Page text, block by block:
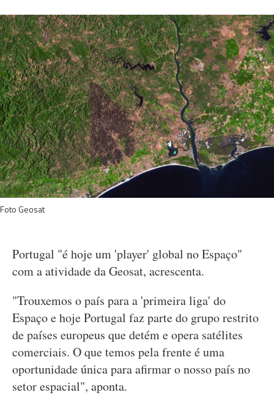
Foto Geosat
Portugal "é hoje um 'player' global no Espaço"
com a atividade da Geosat, acrescenta.
"Trouxemos o país para a 'primeira liga' do
Espaço e hoje Portugal faz parte do grupo restrito
de países europeus que detém e opera satélites
comerciais. O que temos pela frente é uma
oportunidade única para afirmar o nosso país no
setor espacial", aponta.